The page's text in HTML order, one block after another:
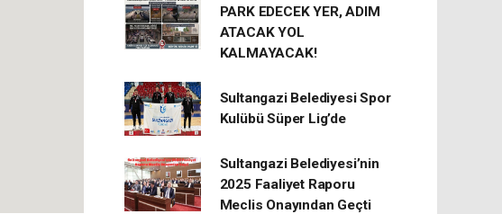
PARK EDECEK YER, ADIM
ATACAK YOL
KALMAYACAK!
Sultangazi Belediyesi Spor
Kulübü Süper Lig’de
Sultangazi Belediyesi’nin
2025 Faaliyet Raporu
Meclis Onayından Geçti